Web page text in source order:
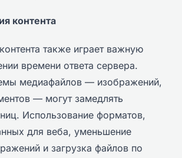
контента
также играет важную
времени ответа сервера.
медиафайлов — изображений,
— могут замедлять
Использование форматов,
для веба, уменьшение
и загрузка файлов по